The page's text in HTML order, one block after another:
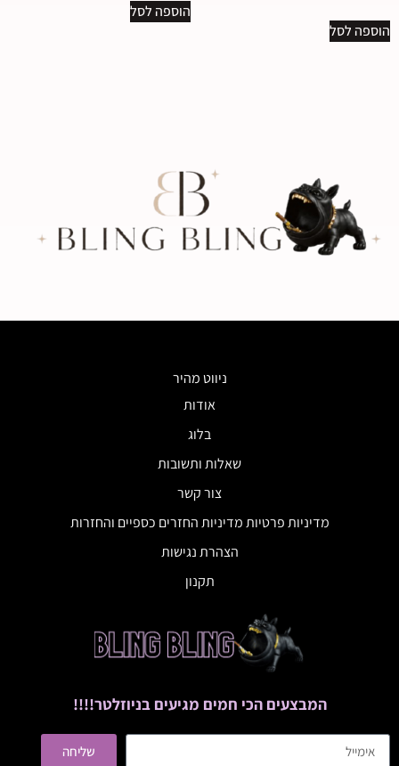
הוספה לסל
הוספה לסל
ניווט מהיר
אודות
בלוג
שאלות ותשובות
צור קשר
מדיניות פרטיות מדיניות החזרים כספיים והחזרות
הצהרת נגישות
תקנון
המבצעים הכי חמים מגיעים בניוזלטר!!!!
שליחה